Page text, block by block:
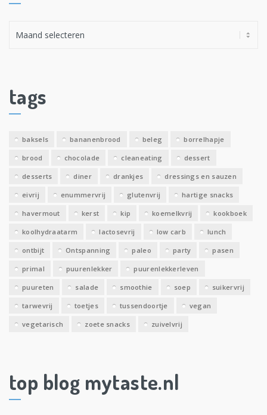
e
v
tags
baksels bananenbrood beleg borrelhapje
brood chocolade cleaneating dessert
desserts diner drankjes dressings en sauzen
eivrij enummervrij glutenvrij hartige snacks
havermout kerst kip koemelkvrij kookboek
koolhydraatarm lactosevrij low carb lunch
ontbijt Ontspanning paleo party pasen
primal puurenlekker puurenlekkerleven
puureten salade smoothie soep suikervrij
tarwevrij toetjes tussendoortje vegan
vegetarisch zoete snacks zuivelvrij
top blog mytaste.nl